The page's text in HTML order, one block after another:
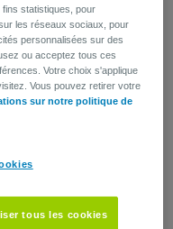
permis d’être
Engineer dans le
au sein de l’équipe
Mainframe
de la nouvelle
et applications
: d’un point de
J’ai été
fins statistiques, pour
les réseaux sociaux, pour
personnalisées sur des
ou acceptez tous ces
Votre choix s'applique
Vous pouvez retirer votre
sur notre politique de
tous les cookies